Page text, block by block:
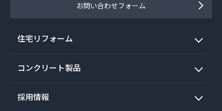
お問い合わせフォーム
住宅リフォーム
コンクリート製品
採用情報